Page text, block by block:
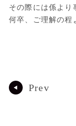
その際には係より
何卒、ご理解の程
Prev